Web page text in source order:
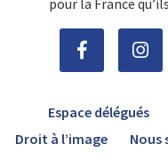
pour la France
Espace délégués
Droit à l’image
Nous